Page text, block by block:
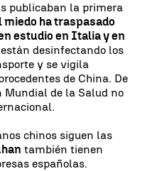
publicaban la primera
miedo ha traspasado
estudio en Italia y en
desinfectando los
y se vigila
de China. De
Mundial de la Salud no
chinos siguen las
también tienen
españolas.